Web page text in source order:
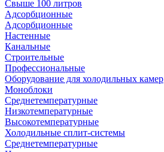
Свыше 100 литров
Адсорбционные
Адсорбционные
Настенные
Канальные
Строительные
Профессиональные
Оборудование для холодильных камер
Моноблоки
Среднетемпературные
Низкотемпературные
Высокотемпературные
Холодильные сплит-системы
Среднетемпературные